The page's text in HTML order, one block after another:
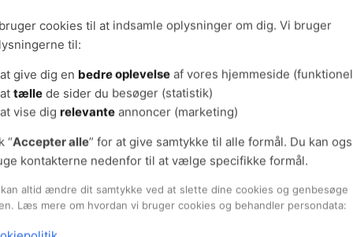
gennemgang vil ofte munde ud i en rapport,
på flere muligheder for at løse problemet. Typisk vil nogle
fører tilsyn med, at regler og procedurer er
går i stå.
vigtigt at undgå at gå i panik: Skimmelsvampe er ikke akut
af problemet, bør derfor informeres på en måde, så man
sket, skal de angrebne bygningsdele renoveres
cookies til at indsamle oplysninger om dig. Vi bruger
til:
at give dig en bedre oplevelse af vores hjemmeside
at tælle de sider du besøger (statistik)
at vise dig relevante annoncer (marketing)
“Accepter alle” for at give samtykke til alle formål. Du kan
kontakterne nedenfor til at vælge specifikke formål.
kan altid ændre dit samtykke ved at slette dine cookies og genbesøge
Læs mere om hvordan vi bruger cookies og behandler persondata: